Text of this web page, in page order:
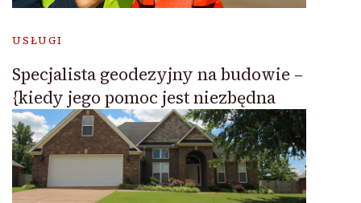
USŁUGI
Specjalista geodezyjny na budowie –
{kiedy jego pomoc jest niezbędna